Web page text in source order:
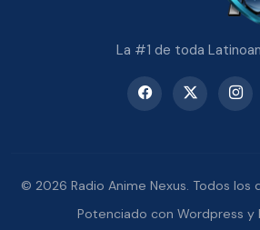
La #1 de toda
© 2026 Radio Anime Nexus. Todos los
Potenciado con Wordpress y